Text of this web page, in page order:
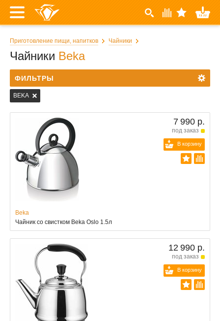
Приготовление пищи, напитков Чайники
Чайники Beka
ФИЛЬТРЫ
BEKA
7 990 р.
под заказ
В корзину
Beka
Чайник со свистком Beka Oslo 1.5л
12 990 р.
под заказ
В корзину